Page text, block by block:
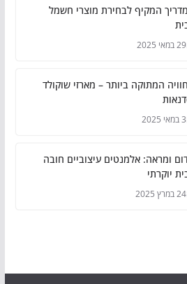
המקיף לבחירת מוצרי חשמל
29 במאי 2025
המתוקה ביותר – מארזי שוקולד
3 במאי 2025
ומראה: אלמנטים עיצוביים חובה
יוקרתי
24 במרץ 2025